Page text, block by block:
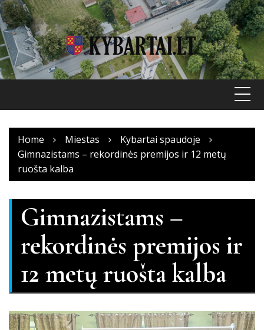
Skip
to
content
Home Miestas
Kybartai spaudoje
Gimnazistams – rekordinės premijos ir 12 metų
ruošta kalba
Gimnazistams –
rekordinės premijos ir
12 metų ruošta kalba